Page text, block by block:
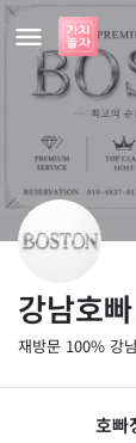
강남호
재방문 100% 강
호빠